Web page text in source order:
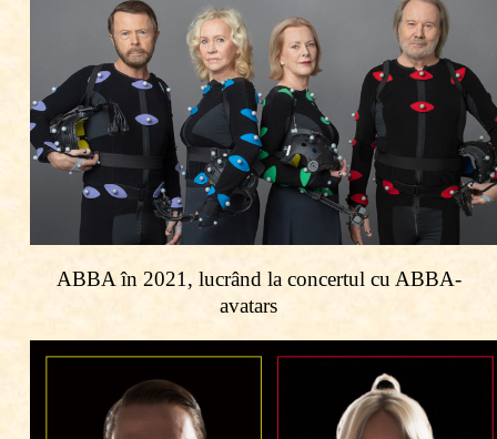
ABBA în 2021, lucrând la concertul cu ABBA-
avatars